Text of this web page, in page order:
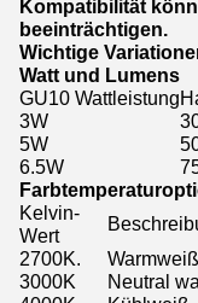
Kompatibilität
beeinträchtigen.
Wichtige
Watt und Lumens
GU10 Wattleistung
3W
5W
6.5W
Kelvin-
Wert
2700K.
Warmweiß
3000K
Neutral